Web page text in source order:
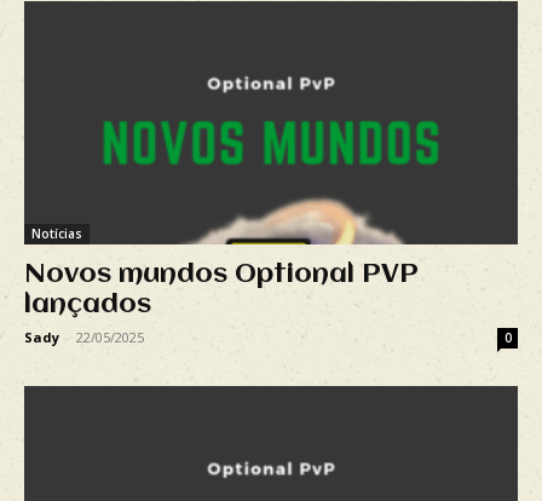
Notícias
Novos mundos Optional PVP
lançados
Sady - 22/05/2025 0